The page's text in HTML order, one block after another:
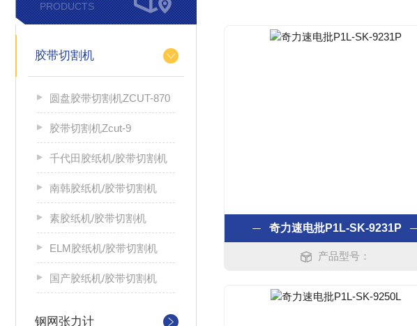
PRODUCTS
胶带切割机
圆盘胶带切割机ZCUT-870
胶带切割机Zcut-9
千代田胶纸机/胶带切割机
南韩胶纸机/胶带切割机
素胶纸机/胶带切割机
ELM胶纸机/胶带切割机
国产胶纸机/胶带切割机
钢网张力计
奇力速电批P1L-SK-9231P
产品型号：